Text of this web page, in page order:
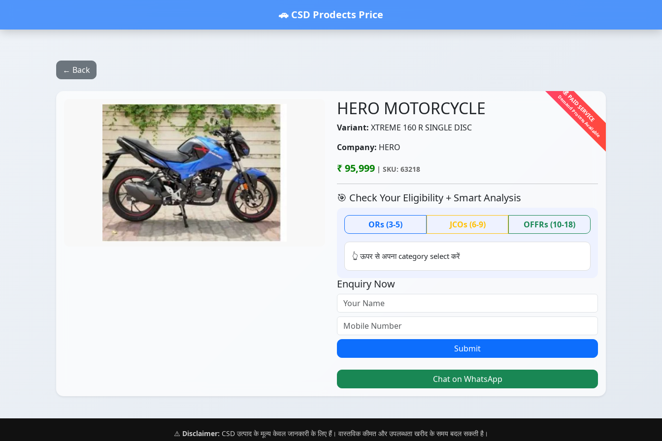
🚗 CSD Prodects Price
← Back
💰 PAID SERVICE
Demand Process Available
HERO MOTORCYCLE
Variant: XTREME 160 R SINGLE DISC
Company: HERO
₹ 95,999 | SKU: 63218
🎯 Check Your Eligibility + Smart Analysis
ORs (3-5) JCOs (6-9) OFFRs (10-18)
👆 ऊपर से अपना category select करें
Enquiry Now
Submit
Chat on WhatsApp
⚠️ Disclaimer: CSD उत्पाद के मूल्य केवल जानकारी के लिए हैं। वास्तविक कीमत और उपलब्धता खरीद के समय बदल सकती है।